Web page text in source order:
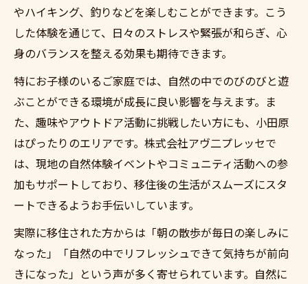
やハイキング、釣りなどを楽しむことができます。こう
した体験を通じて、日々のストレスや緊張が和らぎ、心
身のバランスを整える効果も期待できます。
特にお子様のいるご家庭では、自然の中でのびのびと遊
ぶことができる環境が成長に良い影響を与えます。ま
た、趣味やアウトドア活動に挑戦したい方にも、小田原
はぴったりのエリアです。株式会社アヴ二プレッセで
は、現地の自然体験イベントやコミュニティ活動への参
加もサポートしており、移住後の生活がスムーズにスタ
ートできるようお手伝いしています。
実際に移住された方からは「朝の散歩が毎日の楽しみに
なった」「自然の中でリフレッシュできて気持ちが前向
きになった」という声が多く寄せられています。自然に